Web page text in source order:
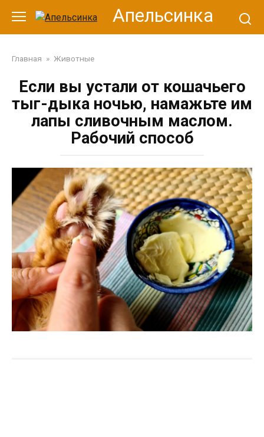
контенту
Апельсинка
Главная » Животные
Если вы устали от кошачьего
тыг-дыка ночью, намажьте им
лапы сливочным маслом.
Рабочий способ